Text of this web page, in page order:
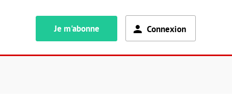
Je m'abonne Connexion